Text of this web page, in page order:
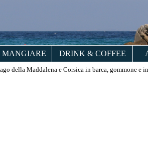
MANGIARE DRINK & COFFEE
della Maddalena e Corsica in barca, gommone e